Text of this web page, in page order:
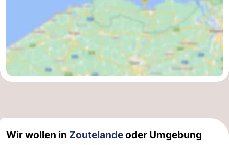
Wir wollen in Zoutelandeoder Umgebung